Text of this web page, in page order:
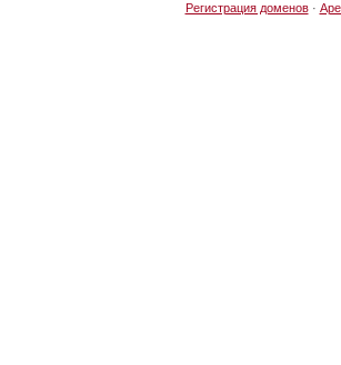
Регистрация доменов·